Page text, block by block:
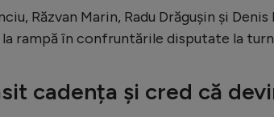
Răzvan Marin, Radu Drăgușin și
rampă în confruntările disputate la
cadența și cred că